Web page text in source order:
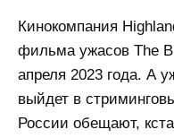
Кинокомпания
фильма ужасов The
апреля 2023 года. А
выйдет в
России обещают,